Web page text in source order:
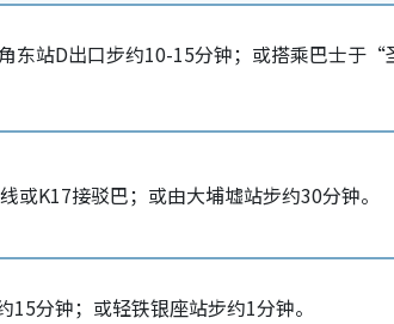
东站D出口步约10-15分钟；或搭乘巴士于“
或K17接驳巴；或由大埔墟站步约30分钟。
15分钟；或轻铁银座站步约1分钟。